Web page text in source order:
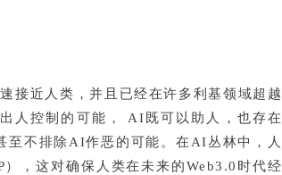
接近人类，并且已经在许多利基领域超越
人控制的可能， AI既可以助人，也存在
至不排除AI作恶的可能。在AI丛林中，人
，这对确保人类在未来的Web3.0时代经